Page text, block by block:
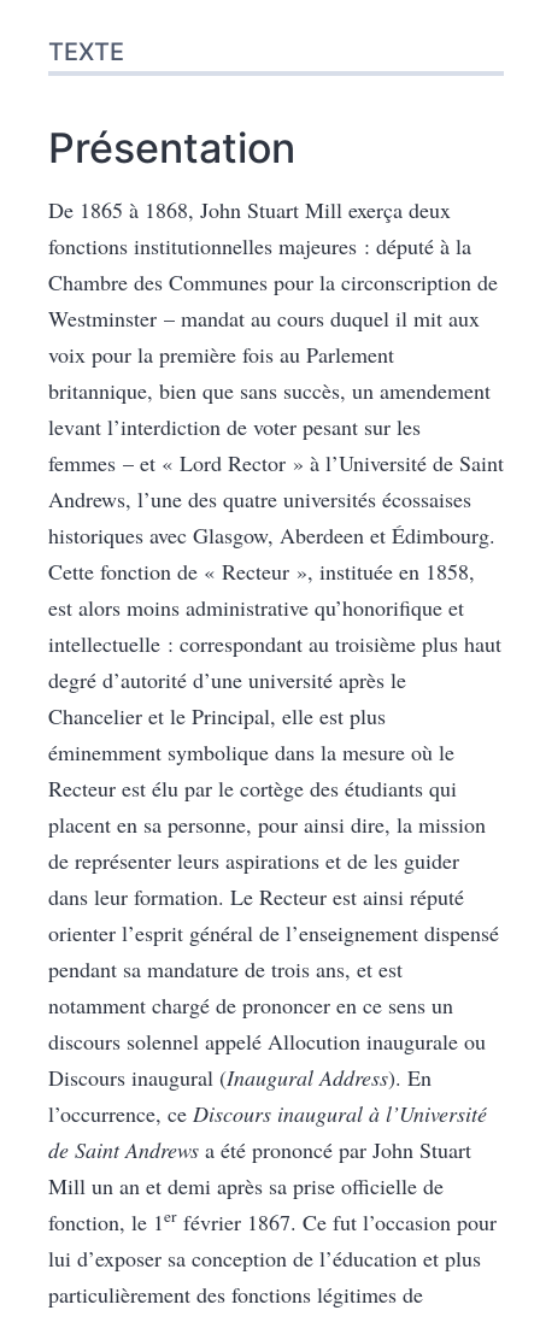
TEXTE
Présentation
De 1865 à 1868, John Stuart Mill exerça deux
fonctions institutionnelles majeures : député à la
Chambre des Communes pour la circonscription de
Westminster – mandat au cours duquel il mit aux
voix pour la première fois au Parlement
britannique, bien que sans succès, un amendement
levant l’interdiction de voter pesant sur les
femmes – et « Lord Rector » à l’Université de Saint
Andrews, l’une des quatre universités écossaises
historiques avec Glasgow, Aberdeen et Édimbourg.
Cette fonction de « Recteur », instituée en 1858,
est alors moins administrative qu’honorifique et
intellectuelle : correspondant au troisième plus haut
degré d’autorité d’une université après le
Chancelier et le Principal, elle est plus
éminemment symbolique dans la mesure où le
Recteur est élu par le cortège des étudiants qui
placent en sa personne, pour ainsi dire, la mission
de représenter leurs aspirations et de les guider
dans leur formation. Le Recteur est ainsi réputé
orienter l’esprit général de l’enseignement dispensé
pendant sa mandature de trois ans, et est
notamment chargé de prononcer en ce sens un
discours solennel appelé Allocution inaugurale ou
Discours inaugural (Inaugural Address). En
l’occurrence, ce Discours inaugural à l’Université
de Saint Andrews a été prononcé par John Stuart
Mill un an et demi après sa prise officielle de
fonction, le 1er février 1867. Ce fut l’occasion pour
lui d’exposer sa conception de l’éducation et plus
particulièrement des fonctions légitimes de